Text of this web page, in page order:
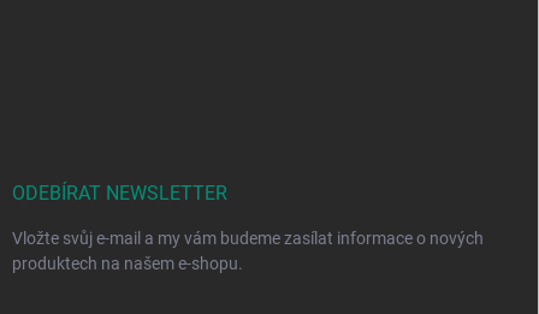
ODEBÍRAT NEWSLETTER
Vložte svůj e-mail a my vám budeme zasílat informace o nových
produktech na našem e-shopu.